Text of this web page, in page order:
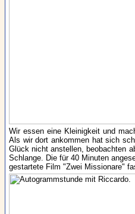
Wir essen eine Kleinigkeit und
Als wir dort ankommen hat sich
Glück nicht anstellen, beobachten
Schlange. Die für 40 Minuten
gestartete Film "Zwei Missionare"